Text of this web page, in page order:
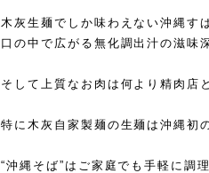
木灰生麺でしか味わえない沖縄す
口の中で広がる無化調出汁の滋味
そして上質なお肉は何より精肉店
特に木灰自家製麺の生麺は沖縄初
“沖縄そば”はご家庭でも手軽に調